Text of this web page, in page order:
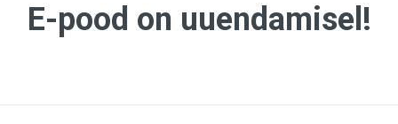
E-pood on uuendamisel!